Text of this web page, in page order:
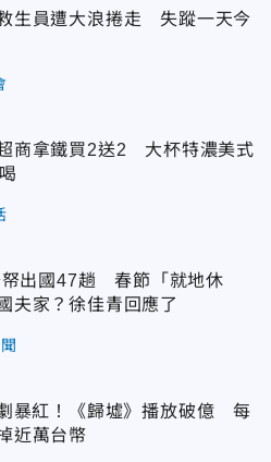
生員遭大浪捲走 失蹤一天今
商拿鐵買2送2 大杯特濃美式
出國47趟 春節「就地休
夫家？徐佳青回應了
暴紅！《歸墟》播放破億 每
近萬台幣